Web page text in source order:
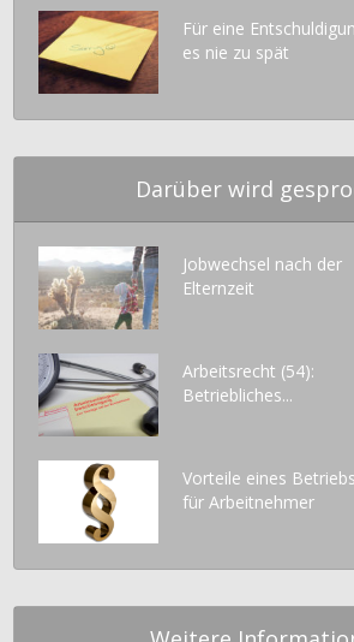
Für eine
es nie zu spät
Darüber wird
Jobwechsel nach der
Elternzeit
Arbeitsrecht (54):
Betriebliches...
Vorteile eines
für Arbeitnehmer